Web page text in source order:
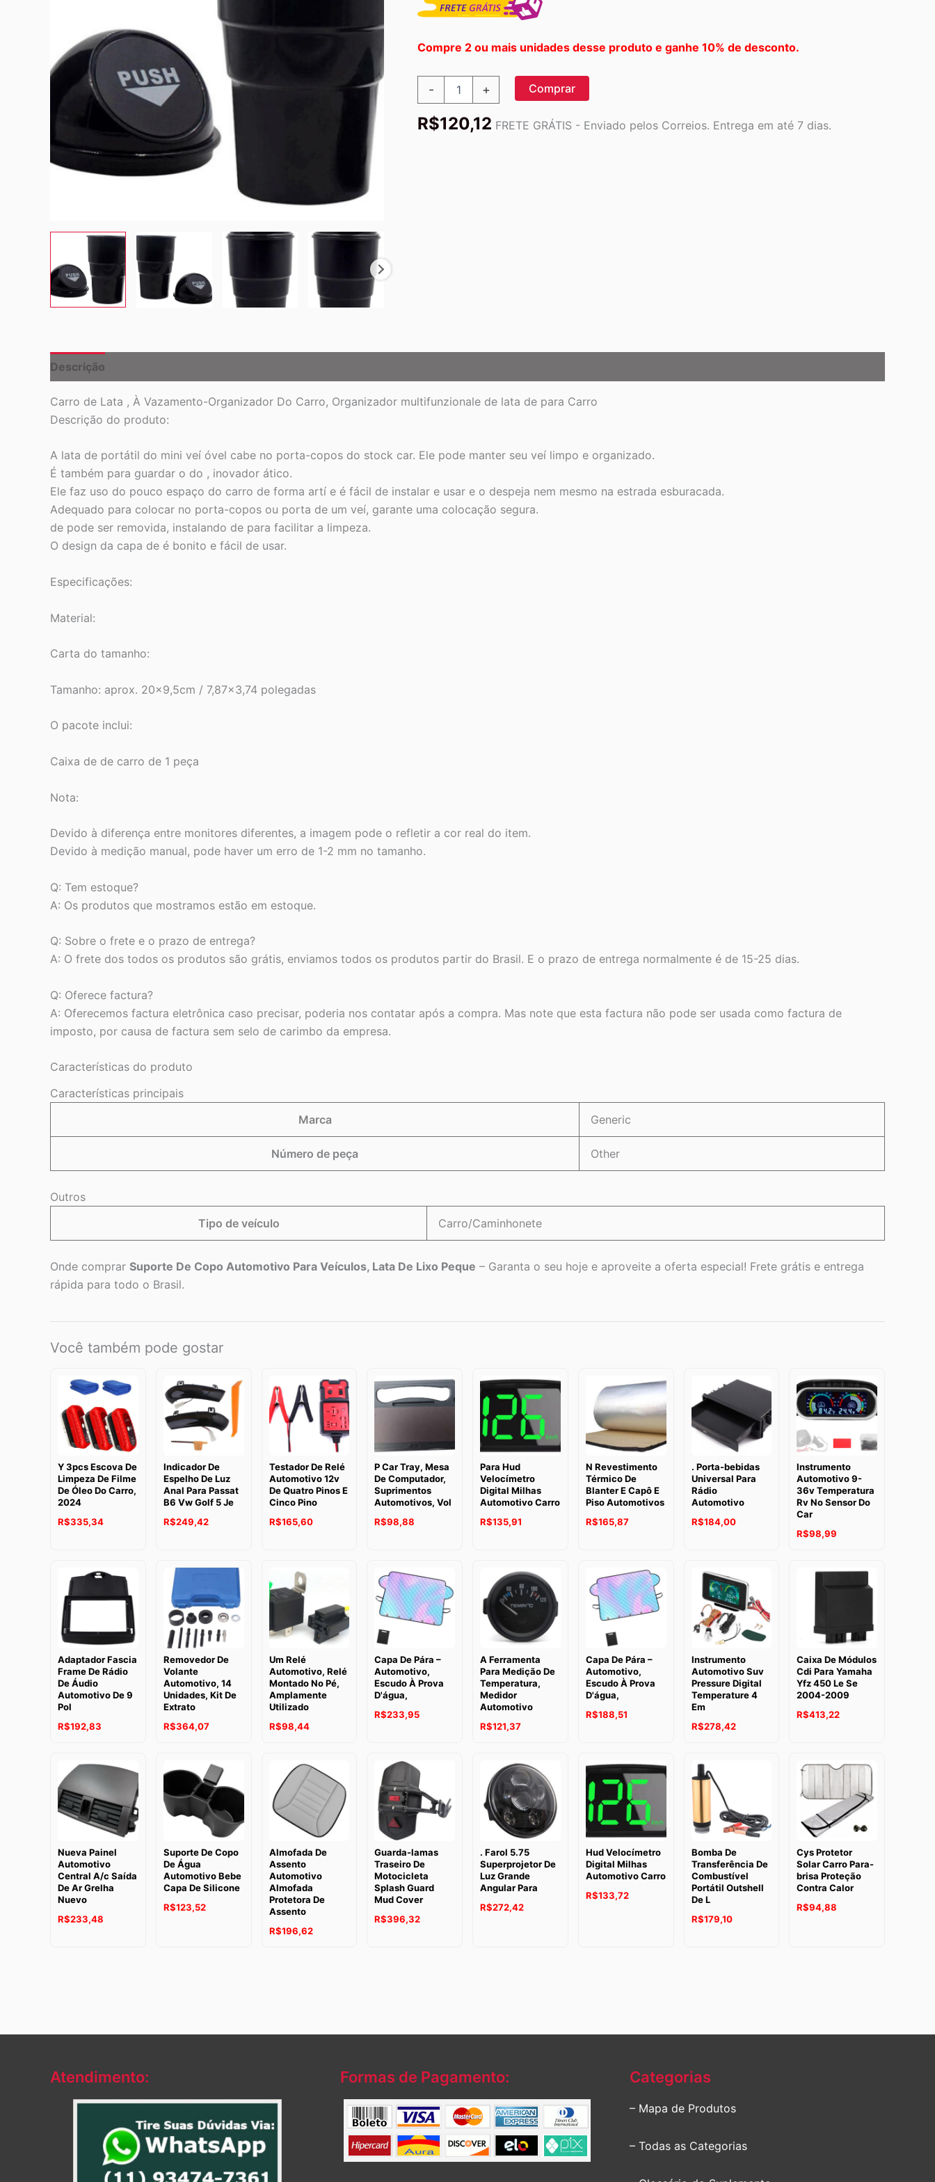
Compre 2 ou mais unidades desse produto e ganhe 10% de desconto.
-
Automotivo
+ Comprar
R$120,12 FRETE GRÁTIS - Enviado pelos Correios. Entrega em até 7 dias.
Descrição
Carro de Lata , À Vazamento-Organizador Do Carro, Organizador multifunzionale de lata de para Carro
Descrição do produto:
A lata de portátil do mini veí óvel cabe no porta-copos do stock car. Ele pode manter seu veí limpo e organizado.
É também para guardar o do , inovador ático.
Ele faz uso do pouco espaço do carro de forma artí e é fácil de instalar e usar e o despeja nem mesmo na estrada esburacada.
Adequado para colocar no porta-copos ou porta de um veí, garante uma colocação segura.
de pode ser removida, instalando de para facilitar a limpeza.
O design da capa de é bonito e fácil de usar.
Especificações:
Material:
Carta do tamanho:
Tamanho: aprox. 20×9,5cm / 7,87×3,74 polegadas
O pacote inclui:
Caixa de de carro de 1 peça
Nota:
Devido à diferença entre monitores diferentes, a imagem pode o refletir a cor real do item.
Devido à medição manual, pode haver um erro de 1-2 mm no tamanho.
Q: Tem estoque?
A: Os produtos que mostramos estão em estoque.
Q: Sobre o frete e o prazo de entrega?
A: O frete dos todos os produtos são grátis, enviamos todos os produtos partir do Brasil. E o prazo de entrega normalmente é de 15-25 dias.
Q: Oferece factura?
A: Oferecemos factura eletrônica caso precisar, poderia nos contatar após a compra. Mas note que esta factura não pode ser usada como factura de
imposto, por causa de factura sem selo de carimbo da empresa.
Características do produto
Características principais
Marca
Generic
Número de peça Other
Outros
Tipo de veículo
Carro/Caminhonete
Onde comprar Suporte De Copo Automotivo Para Veículos, Lata De Lixo Peque – Garanta o seu hoje e aproveite a oferta especial! Frete grátis e entrega
rápida para todo o Brasil.
Você também pode gostar
Y 3pcs Escova De
Limpeza De Filme
De Óleo Do Carro,
2024
R$335,34
Indicador De
Espelho De Luz
Anal Para Passat
B6 Vw Golf 5 Je
R$249,42
Testador De Relé
Automotivo 12v
De Quatro Pinos E
Cinco Pino
R$165,60
P Car Tray, Mesa
De Computador,
Suprimentos
Automotivos, Vol
R$98,88
Para Hud
Velocímetro
Digital Milhas
Automotivo Carro
R$135,91
N Revestimento
Térmico De
Blanter E Capô E
Piso Automotivos
R$165,87
. Porta-bebidas
Universal Para
Rádio
Automotivo
R$184,00
Instrumento
Automotivo 9-
36v Temperatura
Rv No Sensor Do
Car
R$98,99
Adaptador Fascia
Frame De Rádio
De Áudio
Automotivo De 9
Pol
R$192,83
Removedor De
Volante
Automotivo, 14
Unidades, Kit De
Extrato
R$364,07
Um Relé
Automotivo, Relé
Montado No Pé,
Amplamente
Utilizado
R$98,44
Capa De Pára –
Automotivo,
Escudo À Prova
D'água,
R$233,95
A Ferramenta
Para Medição De
Temperatura,
Medidor
Automotivo
R$121,37
Capa De Pára –
Automotivo,
Escudo À Prova
D'água,
R$188,51
Instrumento
Automotivo Suv
Pressure Digital
Temperature 4
Em
R$278,42
Caixa De Módulos
Cdi Para Yamaha
Yfz 450 Le Se
2004-2009
R$413,22
Nueva Painel
Automotivo
Central A/c Saída
De Ar Grelha
Nuevo
R$233,48
Suporte De Copo
De Água
Automotivo Bebe
Capa De Silicone
R$123,52
Almofada De
Assento
Automotivo
Almofada
Protetora De
Assento
R$196,62
Guarda-lamas
Traseiro De
Motocicleta
Splash Guard
Mud Cover
R$396,32
. Farol 5.75
Superprojetor De
Luz Grande
Angular Para
R$272,42
Hud Velocímetro
Digital Milhas
Automotivo Carro
R$133,72
Bomba De
Transferência De
Combustível
Portátil Outshell
De L
R$179,10
Cys Protetor
Solar Carro Para-
brisa Proteção
Contra Calor
R$94,88
Atendimento: Formas de Pagamento: Categorias
– Mapa de Produtos
– Todas as Categorias